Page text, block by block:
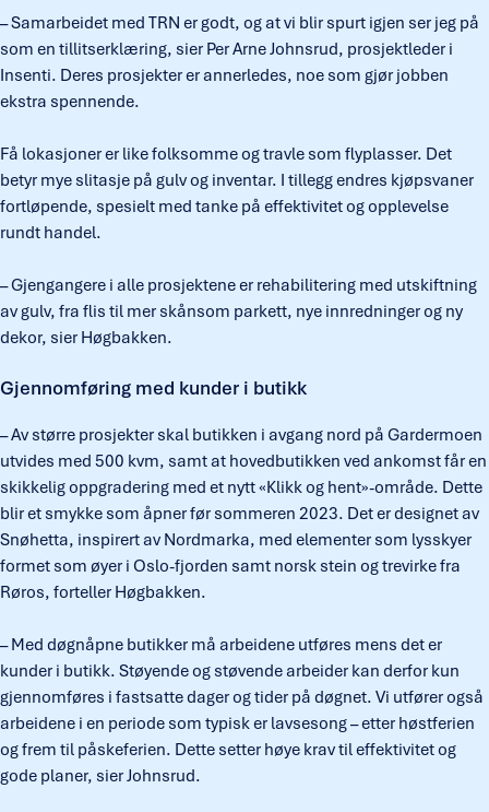
– Samarbeidet med TRN er godt, og at vi blir spurt igjen ser jeg på
som en tillitserklæring, sier Per Arne Johnsrud, prosjektleder i
Insenti. Deres prosjekter er annerledes, noe som gjør jobben
ekstra spennende.
Få lokasjoner er like folksomme og travle som flyplasser. Det
betyr mye slitasje på gulv og inventar. I tillegg endres kjøpsvaner
fortløpende, spesielt med tanke på effektivitet og opplevelse
rundt handel.
– Gjengangere i alle prosjektene er rehabilitering med utskiftning
av gulv, fra flis til mer skånsom parkett, nye innredninger og ny
dekor, sier Høgbakken.
Gjennomføring med kunder i butikk
– Av større prosjekter skal butikken i avgang nord på Gardermoen
utvides med 500 kvm, samt at hovedbutikken ved ankomst får en
skikkelig oppgradering med et nytt «Klikk og hent»-område. Dette
blir et smykke som åpner før sommeren 2023. Det er designet av
Snøhetta, inspirert av Nordmarka, med elementer som lysskyer
formet som øyer i Oslo-fjorden samt norsk stein og trevirke fra
Røros, forteller Høgbakken.
– Med døgnåpne butikker må arbeidene utføres mens det er
kunder i butikk. Støyende og støvende arbeider kan derfor kun
gjennomføres i fastsatte dager og tider på døgnet. Vi utfører også
arbeidene i en periode som typisk er lavsesong – etter høstferien
og frem til påskeferien. Dette setter høye krav til effektivitet og
gode planer, sier Johnsrud.